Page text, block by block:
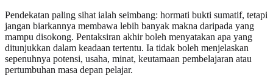
Pendekatan paling sihat ialah seimbang: hormati bukti sumatif, tetapi
jangan biarkannya membawa lebih banyak makna daripada yang
mampu disokong. Pentaksiran akhir boleh menyatakan apa yang
ditunjukkan dalam keadaan tertentu. Ia tidak boleh menjelaskan
sepenuhnya potensi, usaha, minat, keutamaan pembelajaran atau
pertumbuhan masa depan pelajar.